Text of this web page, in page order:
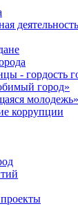
деятельность
- гордость
город»
молодежь»
коррупции